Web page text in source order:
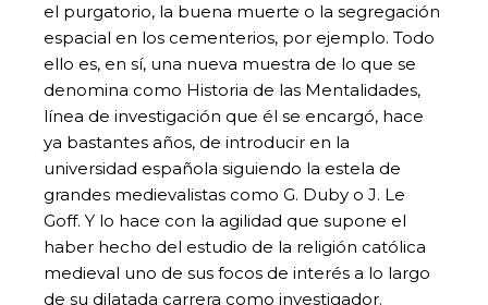
el purgatorio, la buena muerte o la segregación
espacial en los cementerios, por ejemplo. Todo
ello es, en sí, una nueva muestra de lo que se
denomina como Historia de las Mentalidades,
línea de investigación que él se encargó, hace
ya bastantes años, de introducir en la
universidad española siguiendo la estela de
grandes medievalistas como G. Duby o J. Le
Goff. Y lo hace con la agilidad que supone el
haber hecho del estudio de la religión católica
medieval uno de sus focos de interés a lo largo
de su dilatada carrera como investigador.